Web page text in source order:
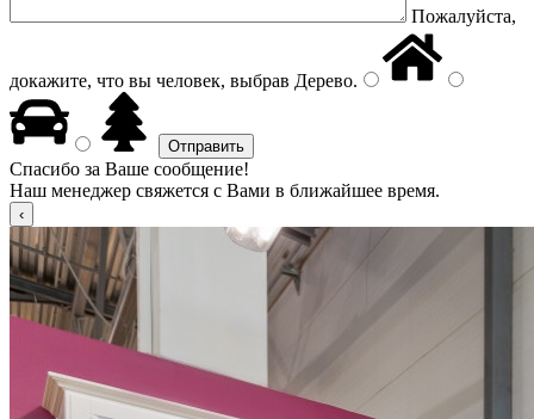
Пожалуйста,
докажите, что вы человек, выбрав Дерево.
Спасибо за Ваше сообщение!
Наш менеджер свяжется с Вами в ближайшее время.